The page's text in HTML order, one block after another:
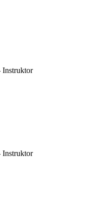
Instruktor
Instruktor